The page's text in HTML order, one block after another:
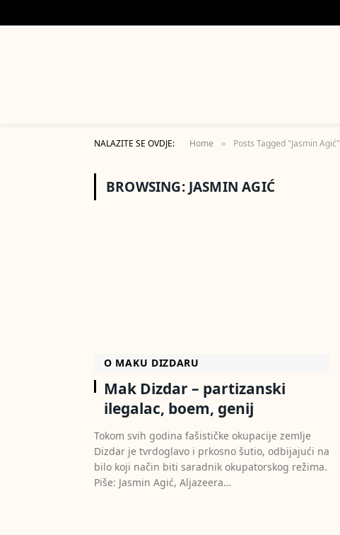
NALAZITE SE OVDJE: Home » Posts Tagged "Jasmin Agić"
BROWSING: JASMIN AGIĆ
O MAKU DIZDARU
Mak Dizdar – partizanski
ilegalac, boem, genij
Tokom svih godina fašističke okupacije zemlje
Dizdar je tvrdoglavo i prkosno šutio, odbijajući na
bilo koji način biti saradnik okupatorskog režima.
Piše: Jasmin Agić, Aljazeera…